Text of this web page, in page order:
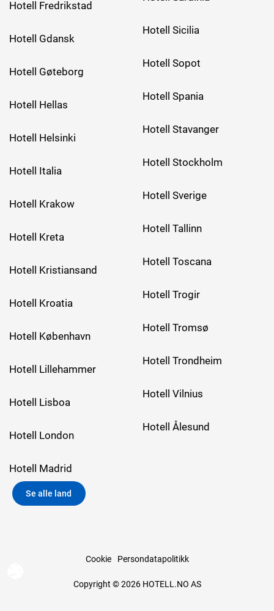
Hotell Fredrikstad
Hotell Gdansk
Hotell Gøteborg
Hotell Hellas
Hotell Helsinki
Hotell Italia
Hotell Krakow
Hotell Kreta
Hotell Kristiansand
Hotell Kroatia
Hotell København
Hotell Lillehammer
Hotell Lisboa
Hotell London
Hotell Madrid
Hotell Sicilia
Hotell Sopot
Hotell Spania
Hotell Stavanger
Hotell Stockholm
Hotell Sverige
Hotell Tallinn
Hotell Toscana
Hotell Trogir
Hotell Tromsø
Hotell Trondheim
Hotell Vilnius
Hotell Ålesund
Se alle land
Cookie Persondatapolitikk
Copyright © 2026 HOTELL.NO AS